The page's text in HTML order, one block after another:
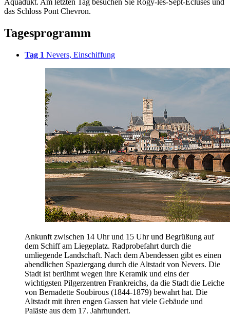
Aquädukt. Am letzten Tag besuchen Sie Rogy-les-Sept-Écluses und
das Schloss Pont Chevron.
Tagesprogramm
Tag 1 Nevers, Einschiffung
Ankunft zwischen 14 Uhr und 15 Uhr und Begrüßung auf
dem Schiff am Liegeplatz. Radprobefahrt durch die
umliegende Landschaft. Nach dem Abendessen gibt es einen
abendlichen Spaziergang durch die Altstadt von Nevers. Die
Stadt ist berühmt wegen ihre Keramik und eins der
wichtigsten Pilgerzentren Frankreichs, da die Stadt die Leiche
von Bernadette Soubirous (1844-1879) bewahrt hat. Die
Altstadt mit ihren engen Gassen hat viele Gebäude und
Paläste aus dem 17. Jahrhundert.